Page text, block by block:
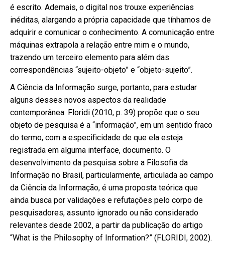
é escrito. Ademais, o digital nos trouxe experiências
inéditas, alargando a própria capacidade que tínhamos de
adquirir e comunicar o conhecimento. A comunicação entre
máquinas extrapola a relação entre mim e o mundo,
trazendo um terceiro elemento para além das
correspondências “sujeito-objeto” e “objeto-sujeito”.
A Ciência da Informação surge, portanto, para estudar
alguns desses novos aspectos da realidade
contemporânea. Floridi (2010, p. 39) propõe que o seu
objeto de pesquisa é a “informação”, em um sentido fraco
do termo, com a especificidade de que ela esteja
registrada em alguma interface, documento. O
desenvolvimento da pesquisa sobre a Filosofia da
Informação no Brasil, particularmente, articulada ao campo
da Ciência da Informação, é uma proposta teórica que
ainda busca por validações e refutações pelo corpo de
pesquisadores, assunto ignorado ou não considerado
relevantes desde 2002, a partir da publicação do artigo
“What is the Philosophy of Information?” (FLORIDI, 2002).